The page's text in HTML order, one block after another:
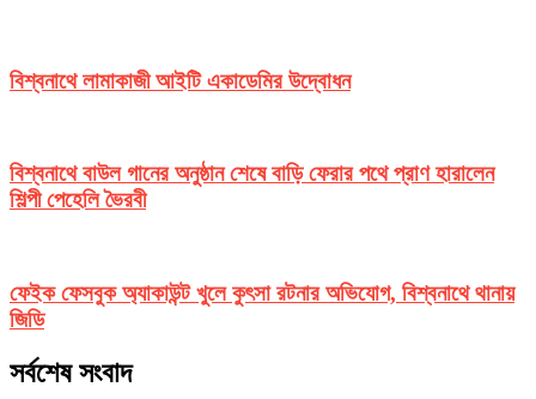
বিশ্বনাথে লামাকাজী আইটি একাডেমির উদ্বোধন
বিশ্বনাথে বাউল গানের অনুষ্ঠান শেষে বাড়ি ফেরার পথে প্রাণ হারালেন
শিল্পী পেহেলি ভৈরবী
ফেইক ফেসবুক অ্যাকাউন্ট খুলে কুৎসা রটনার অভিযোগ, বিশ্বনাথে থানায়
জিডি
সর্বশেষ সংবাদ